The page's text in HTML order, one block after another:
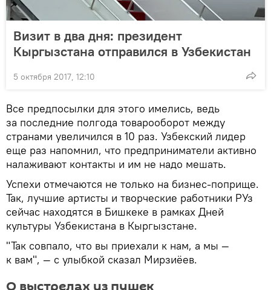
Визит в два дня: президент
Кыргызстана отправился в Узбекистан
5 октября 2017, 12:10
Все предпосылки для этого имелись, ведь
за последние полгода товарооборот между
странами увеличился в 10 раз. Узбекский лидер
еще раз напомнил, что предприниматели активно
налаживают контакты и им не надо мешать.
Успехи отмечаются не только на бизнес-поприще.
Так, лучшие артисты и творческие работники РУз
сейчас находятся в Бишкеке в рамках Дней
культуры Узбекистана в Кыргызстане.
"Так совпало, что вы приехали к нам, а мы —
к вам", — с улыбкой сказал Мирзиёев.
О выстрелах из пушек